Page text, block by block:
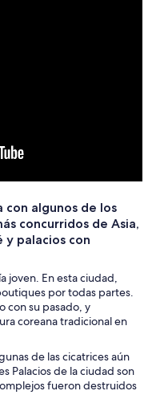
con algunos de los
concurridos de Asia,
y palacios con
joven. En esta ciudad,
por todas partes.
con su pasado, y
coreana tradicional en
de las cicatrices aún
Palacios de la ciudad son
fueron destruidos